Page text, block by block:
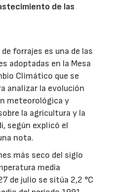
de las
forrajes es una de las
adoptadas en la Mesa
Climático que se
analizar la evolución
meteorológica y
la agricultura y la
según explicó el
nota.
más seco del siglo
media
de julio se sitúa 2,2 °C